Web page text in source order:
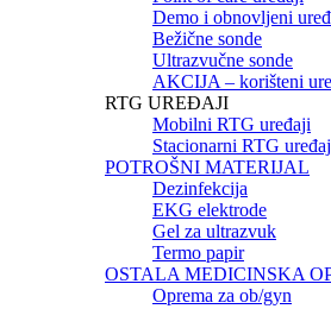
Demo i obnovljeni
Bežične sonde
Ultrazvučne sonde
AKCIJA – korišteni
RTG UREĐAJI
Mobilni RTG uređaji
Stacionarni RTG
POTROŠNI MATERIJAL
Dezinfekcija
EKG elektrode
Gel za ultrazvuk
Termo papir
OSTALA MEDICINSKA
Oprema za ob/gyn